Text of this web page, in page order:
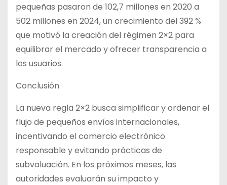
pequeñas pasaron de 102,7 millones en 2020 a
502 millones en 2024, un crecimiento del 392 %
que motivó la creación del régimen 2×2 para
equilibrar el mercado y ofrecer transparencia a
los usuarios.
Conclusión
La nueva regla 2×2 busca simplificar y ordenar el
flujo de pequeños envíos internacionales,
incentivando el comercio electrónico
responsable y evitando prácticas de
subvaluación. En los próximos meses, las
autoridades evaluarán su impacto y